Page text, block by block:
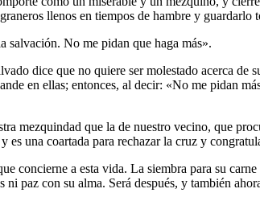
llenos en tiempos de hambre y guardarlo
salvación. No me pidan que haga más».
dice que no quiere ser molestado acerca de
en ellas; entonces, al decir: «No me pidan
mezquindad que la de nuestro vecino, que
una coartada para rechazar la cruz y
concierne a esta vida. La siembra para su carne
paz con su alma. Será después, y también